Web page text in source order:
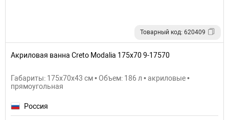
Товарный код: 620409
Акриловая ванна Creto Modalia 175х70 9-17570
Габариты: 175x70x43 см • Объем: 186 л • акриловые •
прямоугольная
Россия